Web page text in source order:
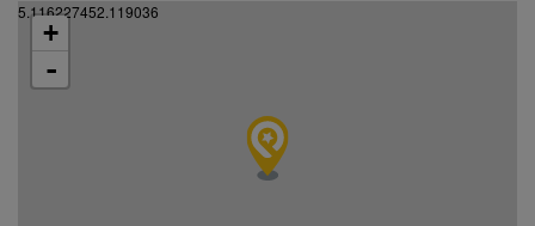
5.116227452.119036
+
-